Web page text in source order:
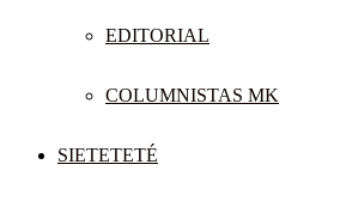
EDITORIAL
COLUMNISTAS MK
SIETETETÉ